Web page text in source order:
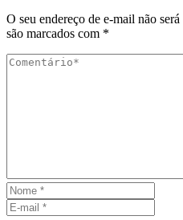
O seu endereço de e-mail não
são marcados com *